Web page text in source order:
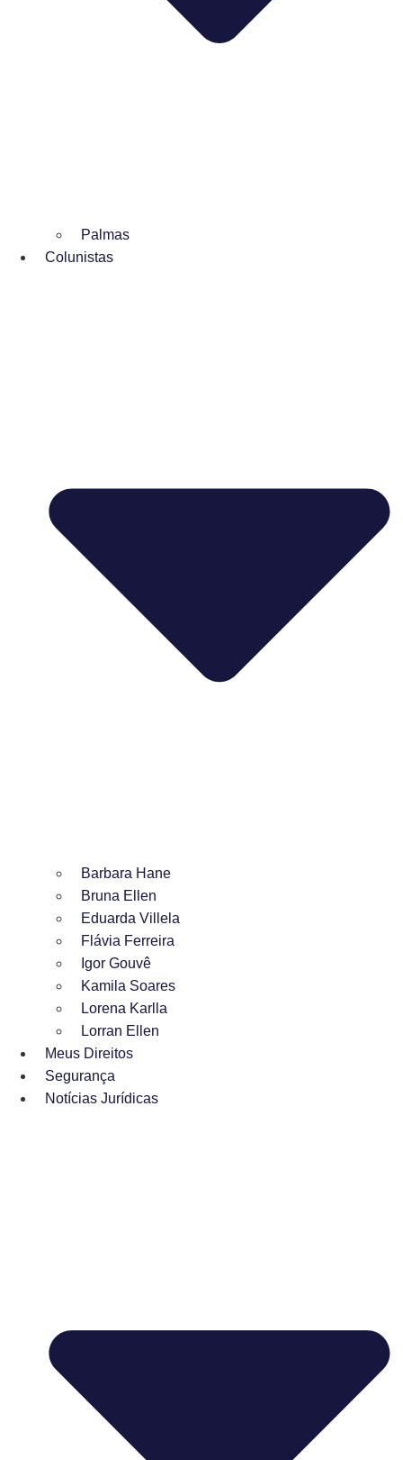
Palmas
Colunistas
Barbara Hane
Bruna Ellen
Eduarda Villela
Flávia Ferreira
Igor Gouvê
Kamila Soares
Lorena Karlla
Lorran Ellen
Meus Direitos
Segurança
Notícias Jurídicas